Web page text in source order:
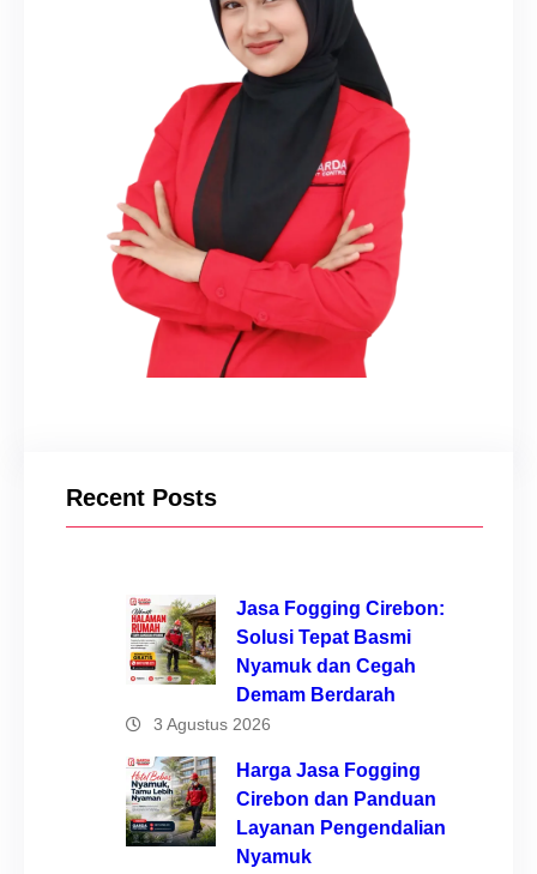
Recent Posts
Jasa Fogging Cirebon:
Solusi Tepat Basmi
Nyamuk dan Cegah
Demam Berdarah
3 Agustus 2026
Harga Jasa Fogging
Cirebon dan Panduan
Layanan Pengendalian
Nyamuk